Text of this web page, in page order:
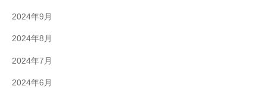
2024年9月
2024年8月
2024年7月
2024年6月